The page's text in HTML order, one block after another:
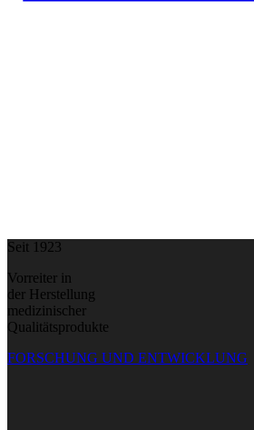
Seit 1923
Vorreiter in
der Herstellung
medizinischer
Qualitätsprodukte
FORSCHUNG UND ENTWICKLUNG